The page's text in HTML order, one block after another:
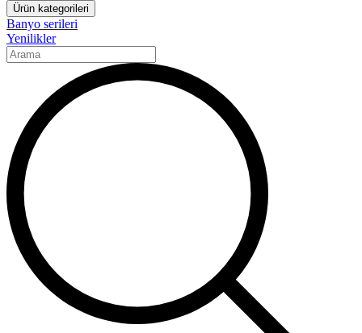
Ürün kategorileri
Banyo serileri
Yenilikler